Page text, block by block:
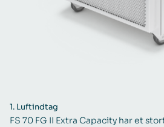
1. Luftindtag
FS 70 FG II Extra Capacity har et